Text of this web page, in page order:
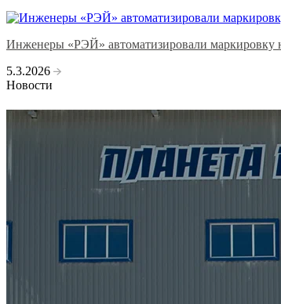
Инженеры «РЭЙ» автоматизировали маркировку
5.3.2026
Новости